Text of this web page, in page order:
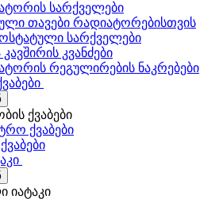
სარქველები
თავები რადიატორებისთვის
სარქველები
კვანძები
რეგულირების ნაკრებები
ქვაბები
ქვაბები
იატაკი